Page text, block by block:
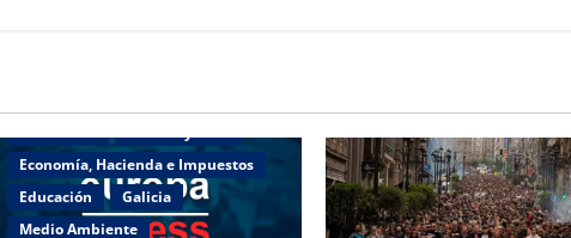
Economía, Hacienda e Impuestos
Educación
Galicia
Medio Ambiente